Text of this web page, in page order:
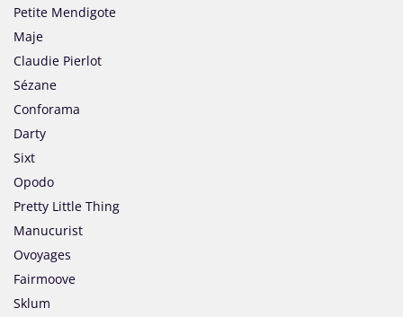
Petite Mendigote
Maje
Claudie Pierlot
Sézane
Conforama
Darty
Sixt
Opodo
Pretty Little Thing
Manucurist
Ovoyages
Fairmoove
Sklum